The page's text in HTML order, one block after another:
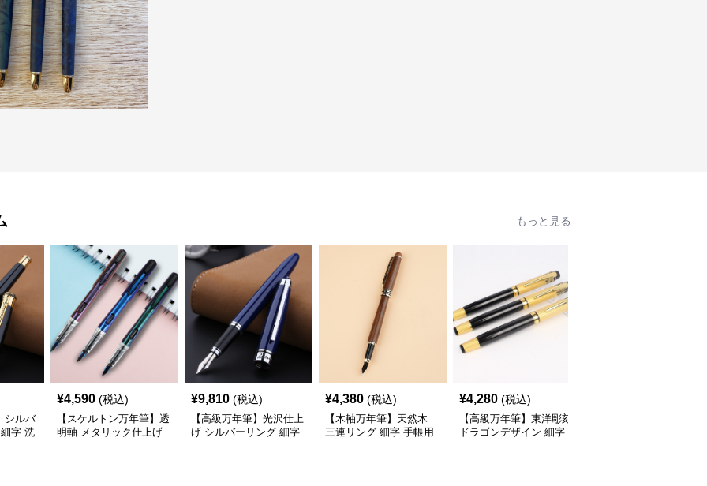
もっと見る
シルバ
字 洗
¥4,590 (税込)
【スケルトン万年筆】透
明軸 メタリック仕上げ
¥9,810 (税込)
【高級万年筆】光沢仕上
げ シルバーリング 細字
¥4,380 (税込)
【木軸万年筆】天然木
三連リング 細字 手帳用
¥4,280 (税込)
【高級万年筆】東洋彫刻
ドラゴンデザイン 細字